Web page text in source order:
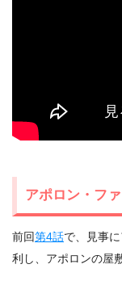
アポロン・フ
前回第4話で、見事
利し、アポロンの屋